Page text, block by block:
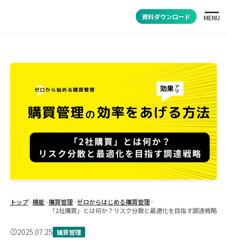
資料ダウンロード MENU
トップ>機能>購買管理>ゼロからはじめる購買管理>
「2社購買」とは何か？リスク分散と最適化を目指す調達戦略
2025.07.25 購買管理